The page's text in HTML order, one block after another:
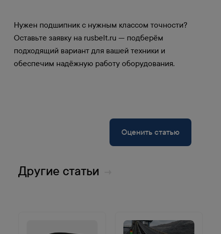
Нужен подшипник с нужным классом точности?
Оставьте заявку на rusbelt.ru — подберём
подходящий вариант для вашей техники и
обеспечим надёжную работу оборудования.
Оценить статью
Другие статьи